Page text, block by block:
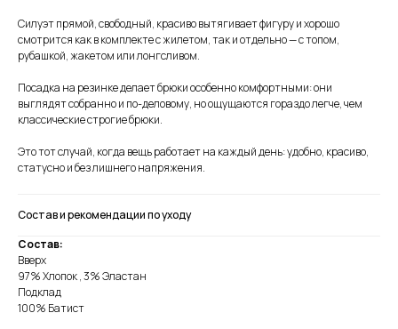
Силуэт прямой, свободный, красиво вытягивает фигуру и хорошо
смотрится как в комплекте с жилетом, так и отдельно — с топом,
рубашкой, жакетом или лонгсливом.
Посадка на резинке делает брюки особенно комфортными: они
выглядят собранно и по-деловому, но ощущаются гораздо легче, чем
классические строгие брюки.
Это тот случай, когда вещь работает на каждый день: удобно, красиво,
статусно и без лишнего напряжения.
Состав и рекомендации по уходу
Состав:
Вверх
97% Хлопок , 3% Эластан
Подклад
100% Батист